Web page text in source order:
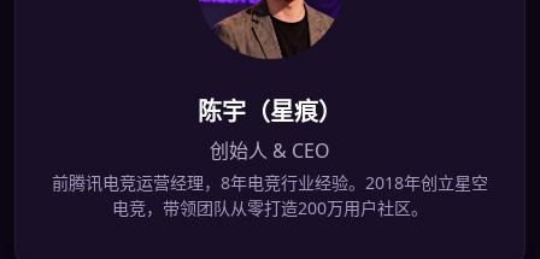
陈宇（星痕）
创始人 & CEO
前腾讯电竞运营经理，8年电竞行业经验。2018年创立星空
电竞，带领团队从零打造200万用户社区。